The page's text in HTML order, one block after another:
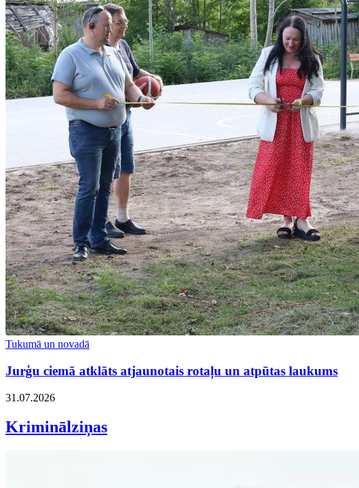
Tukumā un novadā
Jurģu ciemā atklāts atjaunotais rotaļu un atpūtas laukums
31.07.2026
Kriminālziņas